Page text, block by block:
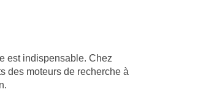
est indispensable. Chez
des moteurs de recherche à